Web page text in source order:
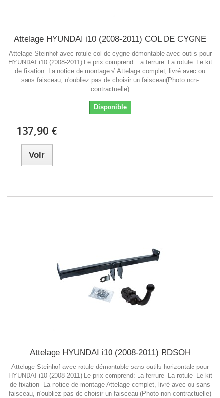
Attelage HYUNDAI i10 (2008-2011) COL DE CYGNE
Attelage Steinhof avec rotule col de cygne démontable avec outils pour
HYUNDAI i10 (2008-2011) Le prix comprend: La ferrure La rotule Le kit
de fixation La notice de montage √ Attelage complet, livré avec ou
sans faisceau, n'oubliez pas de choisir un faisceau(Photo non-
contractuelle)
Disponible
137,90 €
Voir
Attelage HYUNDAI i10 (2008-2011) RDSOH
Attelage Steinhof avec rotule démontable sans outils horizontale pour
HYUNDAI i10 (2008-2011) Le prix comprend: La ferrure La rotule Le kit
de fixation La notice de montage Attelage complet, livré avec ou sans
faisceau, n'oubliez pas de choisir un faisceau (Photo non-contractuelle)